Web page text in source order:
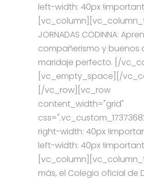
left-width: 40px
JORNADAS CODINNA:
compañerismo y buenos
maridaje perfecto. [/
[vc_empty_space][/
[/vc_row][vc_row
content_width="grid"
right-width: 40px
left-width: 40px
más, el Colegio oficial de